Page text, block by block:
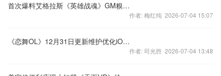
首次爆料艾格拉斯《英雄战魂》GM糗事大曝光
作者: 梅红纯 2026-07-04 15:07
《恋舞OL》12月31日更新维护优化iOS版本
作者: 司光胜 2026-07-04 13:48